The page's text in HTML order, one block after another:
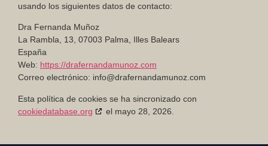
usando los siguientes datos de contacto:
Dra Fernanda Muñoz
La Rambla, 13, 07003 Palma, Illes Balears
España
Web: https://drafernandamunoz.com
Correo electrónico: info@drafernandamunoz.com
Esta política de cookies se ha sincronizado con
cookiedatabase.org
el mayo 28, 2026.